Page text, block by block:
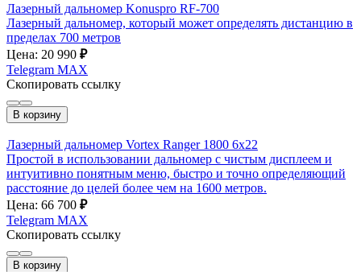
Лазерный дальномер Konuspro RF-700
Лазерный дальномер, который может определять дистанцию в
пределах 700 метров
Цена: 20 990 ₽
Telegram MAX
Скопировать ссылку
В корзину
Лазерный дальномер Vortex Ranger 1800 6x22
Простой в использовании дальномер с чистым дисплеем и
интуитивно понятным меню, быстро и точно определяющий
расстояние до целей более чем на 1600 метров.
Цена: 66 700 ₽
Telegram MAX
Скопировать ссылку
В корзину